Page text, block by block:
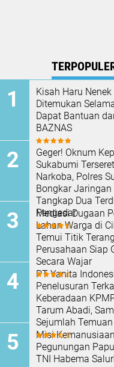
Kisah Haru Nenek
Ditemukan
Dapat Bantuan
BAZNAS
Geger! Oknum
Sukabumi
Narkoba, Polres
Bongkar Jaringan
Tangkap Dua
Pengedar
Mediasi Dugaan
Lahan Warga di
Temui Titik
Perusahaan Siap
Secara Wajar
PT Yanita
Penelusuran
Keberadaan
Tarum Abadi,
Sejumlah Temuan
Misi
Pegunungan
TNI Habema